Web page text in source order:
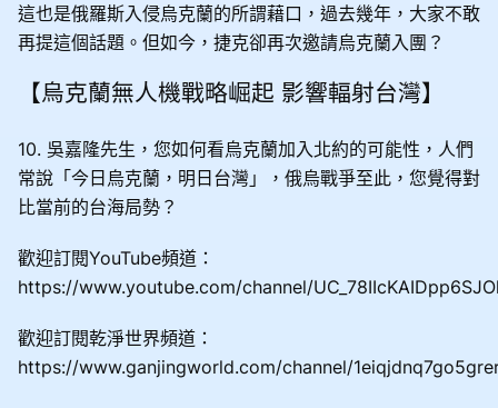
這也是俄羅斯入侵烏克蘭的所謂藉口，過去幾年，大家不敢
再提這個話題。但如今，捷克卻再次邀請烏克蘭入團？
【烏克蘭無人機戰略崛起 影響輻射台灣】
10. 吳嘉隆先生，您如何看烏克蘭加入北約的可能性，人們
常說「今日烏克蘭，明日台灣」，俄烏戰爭至此，您覺得對
比當前的台海局勢？
歡迎訂閱YouTube頻道：
https://www.youtube.com/channel/
歡迎訂閱乾淨世界頻道：
https://www.ganjingworld.com/channel/